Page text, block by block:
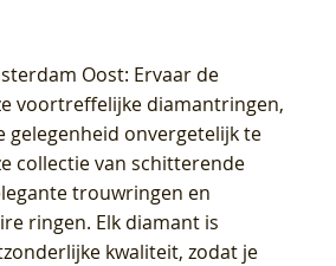
Oost: Ervaar de
voortreffelijke diamantringen,
gelegenheid onvergetelijk te
collectie van schitterende
trouwringen en
ringen. Elk diamant is
kwaliteit, zodat je